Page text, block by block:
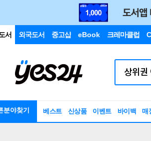
서 외국도서 중고샵 eBook 크레마클럽
분야찾기 베스트 신상품 이벤트 바이백 매